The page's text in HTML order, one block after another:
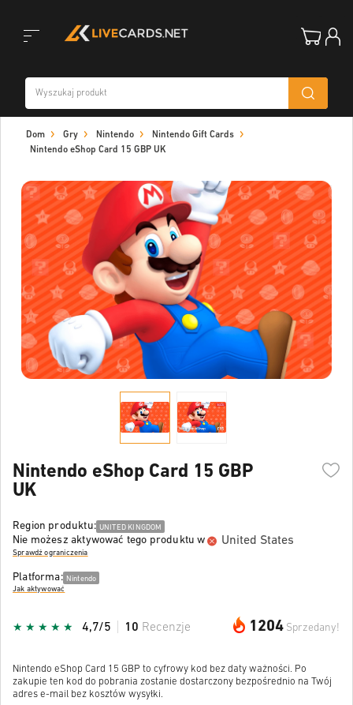
navigation
Dom Gry Nintendo
Nintendo Gift Cards
Nintendo eShop Card 15 GBP UK
Nintendo eShop Card 15 GBP
UK
Region produktu: UNITED KINGDOM
Nie możesz aktywować tego produktu w United States
Sprawdź ograniczenia
Platforma: Nintendo
Jak aktywować
1204 Sprzedany!
4,7/5 10 Recenzje
Nintendo eShop Card 15 GBP to cyfrowy kod bez daty ważności. Po
zakupie ten kod do pobrania zostanie dostarczony bezpośrednio na Twój
adres e-mail bez kosztów wysyłki.